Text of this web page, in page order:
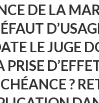
DE LA
LE JUGE
PRISE
?